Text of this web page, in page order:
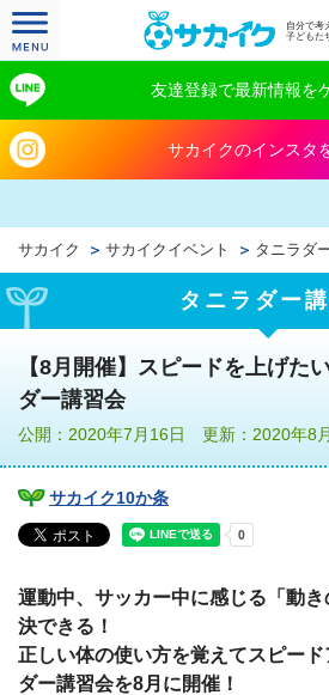
自分で考
子どもた
友達登録で最新情報を
サカイクのインスタ
サカイク サカイクイベント タニラダ
タニラダー
【8月開催】スピードを上げた
ダー講習会
公開：2020年7月16日 更新：2020年8
サカイク10か条
運動中、サッカー中に感じる「 動き
決できる！
正しい体の使い方を覚えてスピー
ダー講習会を8月に開催！